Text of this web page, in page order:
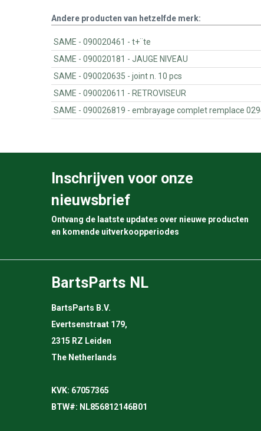
Andere producten van hetzelfde merk:
SAME - 090020461 - t+¨te
SAME - 090020181 - JAUGE NIVEAU
SAME - 090020635 - joint n. 10 pcs
SAME - 090020611 - RETROVISEUR
SAME - 090026819 - embrayage complet remplace
Inschrijven voor onze
nieuwsbrief
Ontvang de laatste updates over nieuwe producten
en komende uitverkoopperiodes
BartsParts NL
BartsParts B.V.
Evertsenstraat 179,
2315 RZ Leiden
The Netherlands
KVK: 67057365
BTW#: NL856812146B01